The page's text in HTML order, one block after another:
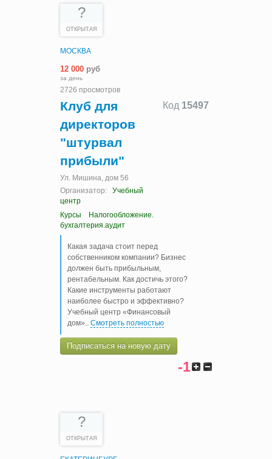
?
ОТКРЫТАЯ
МОСКВА
12 000 руб
за день
2726 просмотров
Код 15497
Клуб для
директоров
"штурвал
прибыли"
Ул. Мишина, дом 56
Организатор:
Учебный
центр
Курсы
Налогообложение.
бухгалтерия.аудит
Какая задача стоит перед
собственником компании? Бизнес
должен быть прибыльным,
рентабельным. Как достичь этого?
Какие инструменты работают
наиболее быстро и эффективно?
Учебный центр «Финансовый
дом».. Смотреть полностью
Подписаться на новую дату
-1
?
ОТКРЫТАЯ